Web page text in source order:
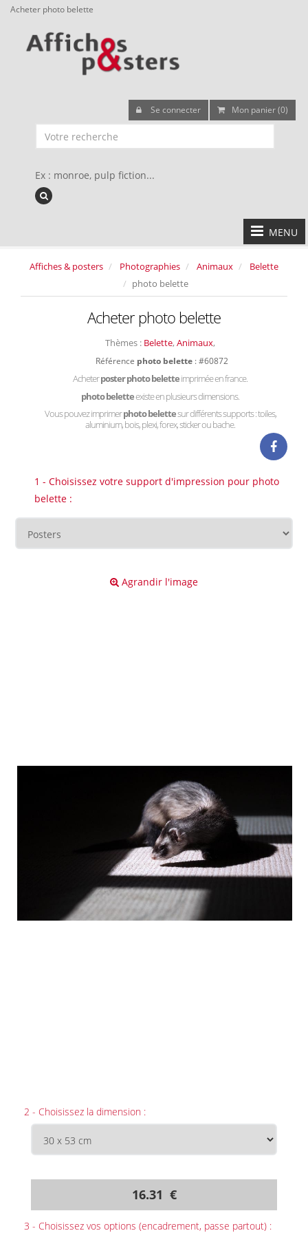
Acheter photo belette
Se connecter Mon panier (0)
Ex : monroe, pulp fiction...
MENU
Affiches & posters Photographies Animaux
Belette
photo belette
Acheter photo belette
Thèmes : Belette, Animaux,
Référence photo belette : #60872
Acheterposter photo beletteimprimée en france.
photo beletteexiste en plusieurs dimensions.
Vous pouvez imprimerphoto belettesur différents supports : toiles,
aluminium, bois, plexi, forex, sticker ou bache.
1 - Choisissez votre support d'impression pour photo
belette :
Agrandir l'image
2 - Choisissez la dimension :
16.31 €
3 - Choisissez vos options (encadrement, passe partout) :